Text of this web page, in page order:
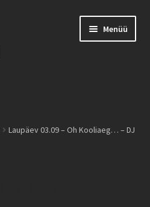
Menüü
Laupäev 03.09 – Oh Kooliaeg… – DJ